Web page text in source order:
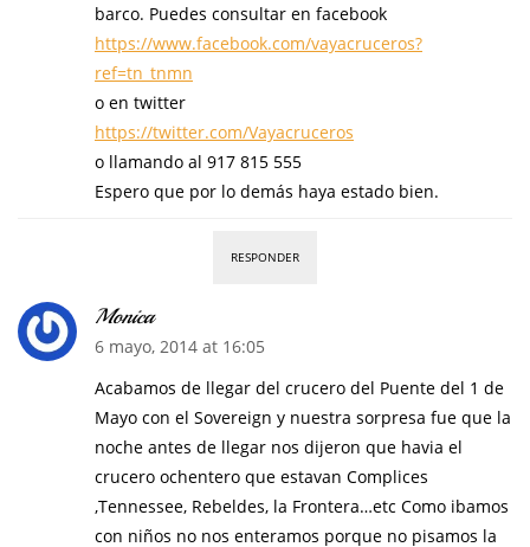
barco. Puedes consultar en facebook
https://www.facebook.com/vayacruceros?
ref=tn_tnmn
o en twitter
https://twitter.com/Vayacruceros
o llamando al 917 815 555
Espero que por lo demás haya estado bien.
RESPONDER
Monica
6 mayo, 2014 at 16:05
Acabamos de llegar del crucero del Puente del 1 de
Mayo con el Sovereign y nuestra sorpresa fue que la
noche antes de llegar nos dijeron que havia el
crucero ochentero que estavan Complices
,Tennessee, Rebeldes, la Frontera…etc Como ibamos
con niños no nos enteramos porque no pisamos la